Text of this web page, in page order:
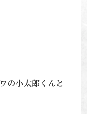
の小太郎くんと